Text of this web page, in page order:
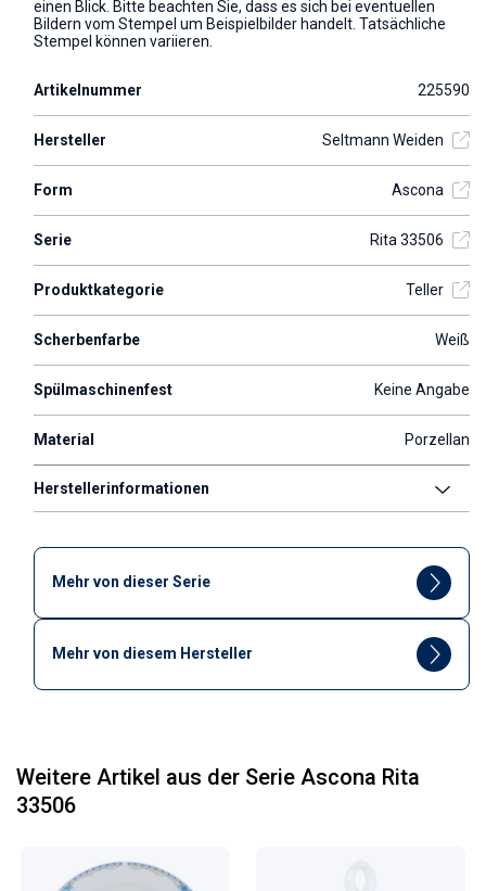
einen Blick. Bitte beachten Sie, dass es sich bei eventuellen
Bildern vom Stempel um Beispielbilder handelt. Tatsächliche
Stempel können variieren.
Artikelnummer 225590
Hersteller Seltmann Weiden
Form Ascona
Serie Rita 33506
Produktkategorie Teller
Scherbenfarbe Weiß
Spülmaschinenfest Keine Angabe
Material Porzellan
Herstellerinformationen
Mehr von dieser Serie
Mehr von diesem Hersteller
Weitere Artikel aus der Serie Ascona Rita
33506